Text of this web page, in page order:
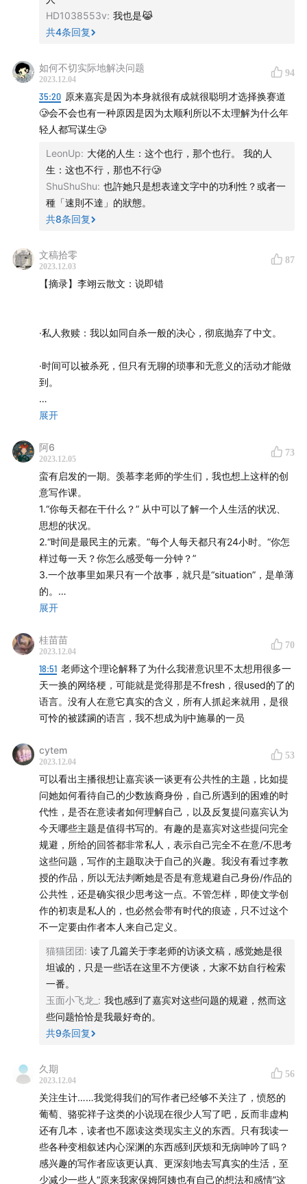
上。值得一提的还有，尽管她在中国出生长大，母语也是
中文，但她所有的作品均用英文完成。
如今，李翊云除了写英文小说，也教英文写作。她目前是
普林斯顿大学创意写作项目的主任，给一群聪明又富有野
心的美国年轻人教授写作。我在普林斯顿大学见到她的时
候，她刚刚结束了一天的教学。我们约在她的办公楼见
面，隔壁不时传来学生们上下课的声音。在这一个多小时
的聊天中，我们探讨了关于文学、语言、创作母题、身份
认同、时代复杂性等诸多议题。对我来说，也像是上了一
场精彩的写作课。
本期节目由宝珀理想国文学奖赞助播出。
【本期主播】
【本期嘉宾】
李翊云：知名华裔作家，美国普林斯顿大学创意写作项目
【本期剧透】
3:25 担任宝珀理想国文学奖评委的感受与观察
这一代的青年华语作家似乎都喜欢写生计问题
同时代的美国青年作家，他们的问题意识会是什么？
当下的世界文坛里是否也有“复杂性”需要保卫？
在思考和创作的时候，中文英文分别占据什么位置？
“中文是一种模糊的语言”
18:31 拿过来就能用的语言，虽然有价值，但它是”像钞票
一样的价值，没有原创的价值，不fresh，很dirty“。写作
还是需要”找到属于自己的语言“
“kill time“的说法其实隐含了一个violent action，但
23:35 写作是无限接近完美、但永远无法抵达的过程
语言大师托尔斯泰，用”transparent“来形容马蹄过
桥的声音
Qing受到的启发：”你每天都在干什么？“其实是最
核心的采访问题
写小说就是在写时间，时间是最民主的元素，时间
面前人人平等
”我不相信灵感，也不相信真的有writer’s block“
写一本书不难，要写一辈子的书才比较难。我的挑
战就是要一直写下去
莎士比亚如何描写人的感情
45:00 区分story（故事）与situation（情境）
好故事的标准是什么？
写作是可以教会的吗？不能教写作，但可以教学生
怎么“写句子”。写作课上还要花大量时间教阅读
HD1038553v: 我也是😹
共4条回复
如何不切实际地解决问题
2023.12.04
94
35:20 原来嘉宾是因为本身就很有成就很聪明才选择换赛道
🥲会不会也有一种原因是因为太顺利所以不太理解为什么年
轻人都写谋生🥲
LeonUp: 大佬的人生：这个也行，那个也行。 我的人
生：这也不行，那也不行🥲
ShuShuShu: 也許她只是想表達文字中的功利性？或者一
種「速則不達」的狀態。
共8条回复
文稿拾零
2023.12.03
87
【摘录】李翊云散文：说即错
·私人救赎：我以如同自杀一般的决心，彻底抛弃了中文。
·时间可以被杀死，但只有无聊的琐事和无意义的活动才能做
到。
·语言能够沉没思想。一个人的思想就如同奴隶一般，同语言
·每一个词都要经过揣摩，才能成为一个词。
·公共和私人语言之间的边界不再成为一个问题——这是很可
怕的。
·一个人做的大部分事——避免痛苦，寻求快乐，保持健康，
是为自己的私人语言维持一个安全的空间。那些失去了这个
空间的人只剩下一种语言。
·一个人有没有可能被别人的词句绑为人质。我划线、反复阅
·我常常觉得写作是徒劳的；阅读也是；生活也是。无法用自
己的私人语言与另一个人谈话，这是一种孤独；而这部分虚
空由公共语言或浪漫关系填补。
·人永恒的愿望是想同别人联系，这其中有一些深刻而可怕的
·我比其他任何人都更彻底地理解自己的缺点。我知道我失败
的地方到底在哪。
·我害怕这类情景：思考越来越弱，而感受开始了； 一个人面
临着永恒的挑战——要逃避无法用词语描述的虚空。
展开
阿6
2023.12.05
73
蛮有启发的一期。羡慕李老师的学生们，我也想上这样的创
意写作课。
1.“你每天都在干什么？” 从中可以了解一个人生活的状况、
思想的状况。
2.“时间是最民主的元素。”每个人每天都只有24小时。“你怎
样过每一天？你怎么感受每一分钟？”
3.一个故事里如果只有一个故事，就只是“situation”，是单薄
的。
4.一个好故事应该是复杂的，“写故事就像织东西”，要有很多
5.写作要简洁，没用的字要删掉。“一句话到另一句话是要有
逻辑的”，每一句话要站得住脚。“炼字”。我硕士上过一学期
诗歌翻译课，老师是一位华裔老教授。欧阳教授也是强调“简
洁”，拒绝冗长、重复、啰嗦。想到现在很多文案都会用华
丽、漂亮的文字，但没有内容。有一个比喻是，“吃不到肉，
都是调料味”。
展开
桂苗苗
2023.12.04
70
18:51 老师这个理论解释了为什么我潜意识里不太想用很多一
天一换的网络梗，可能就是觉得那是不fresh，很used的了的
语言。没有人在意它真实的含义，所有人抓起来就用，是很
可怜的被蹂躏的语言，我不想成为lj中施暴的一员
cytem
2023.12.04
53
可以看出主播很想让嘉宾谈一谈更有公共性的主题，比如提
问她如何看待自己的少数族裔身份，自己所遇到的困难的时
代性，是否在意读者如何理解自己，以及反复提问嘉宾认为
今天哪些主题是值得书写的。有趣的是嘉宾对这些提问完全
规避，所给的回答都非常私人，表示自己完全不在意/不思考
这些问题，写作的主题取决于自己的兴趣。我没有看过李教
授的作品，所以无法判断她是否是有意规避自己身份/作品的
公共性，还是确实很少思考这一点。不管怎样，即使文学创
作的初衷是私人的，也必然会带有时代的痕迹，只不过这个
不一定要由作者本人来自己定义。
猫猫团团: 读了几篇关于李老师的访谈文稿，感觉她是很
坦诚的，只是一些话在这里不方便谈，大家不妨自行检索
一番。
玉面小飞龙_ : 我也感到了嘉宾对这些问题的规避，然而这
些问题恰恰是我最好奇的。
共9条回复
久期
2023.12.04
56
关注生计……我觉得我们的写作者已经够不关注了，愤怒的
葡萄、骆驼祥子这类的小说现在很少人写了吧，反而非虚构
还有几本，读者也不愿读这类现实主义的东西。只有我读一
些各种变相叙述内心深渊的东西感到厌烦和无病呻吟了吗？
感兴趣的写作者应该更认真、更深刻地去写真实的生活，至
少减少一些人“原来我家保姆阿姨也有自己的想法和感情”这